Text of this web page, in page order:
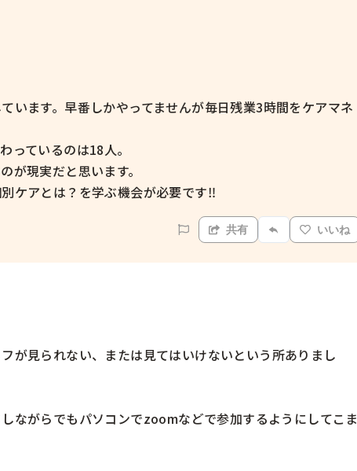
います。早番しかやってませんが毎日残業3時間をケアマネ
っているのは18人。
が現実だと思います。
ケアとは？を学ぶ機会が必要です‼️
共有 いいね
が見られない、または見てはいけないという所ありまし
ながらでもパソコンでzoomなどで参加するようにしてこま